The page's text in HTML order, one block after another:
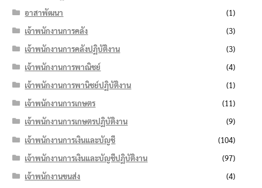
อาสาพัฒนา
(1)
เจ้าพนักงานการคลัง
(3)
เจ้าพนักงานการคลังปฏิบัติงาน
(3)
เจ้าพนักงานการพาณิชย์
(4)
เจ้าพนักงานการพานิชย์ปฏิบัติงาน
(1)
เจ้าพนักงานการเกษตร
(11)
เจ้าพนักงานการเกษตรปฏิบัติงาน
(9)
เจ้าพนักงานการเงินและบัญชี
(104)
เจ้าพนักงานการเงินและบัญชีปฏิบัติงาน
(97)
เจ้าพนักงานขนส่ง
(4)